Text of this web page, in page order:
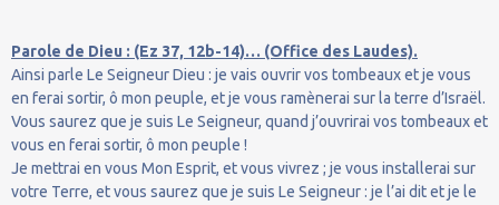
Parole de Dieu : (Ez 37, 12b-14)… (Office des Laudes).
Ainsi parle Le Seigneur Dieu : je vais ouvrir vos tombeaux et je vous
en ferai sortir, ô mon peuple, et je vous ramènerai sur la terre d’Israël.
Vous saurez que je suis Le Seigneur, quand j’ouvrirai vos tombeaux et
vous en ferai sortir, ô mon peuple !
Je mettrai en vous Mon Esprit, et vous vivrez ; je vous installerai sur
votre Terre, et vous saurez que je suis Le Seigneur : je l’ai dit et je le